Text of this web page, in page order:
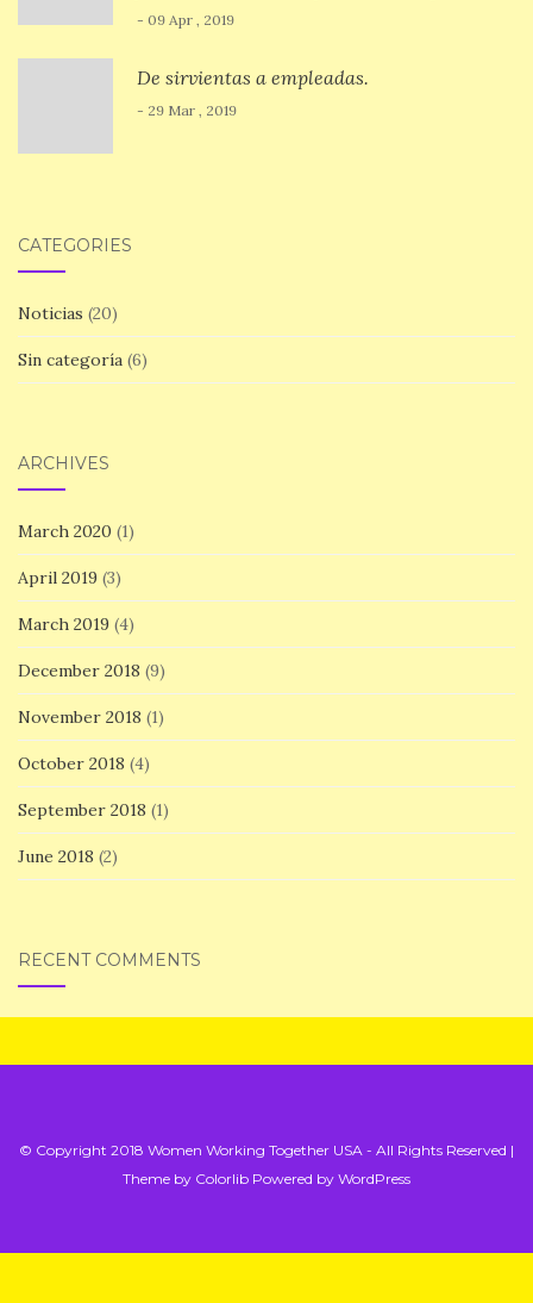
- 09 Apr , 2019
De sirvientas a empleadas.
- 29 Mar , 2019
CATEGORIES
Noticias (20)
Sin categoría (6)
ARCHIVES
March 2020 (1)
April 2019 (3)
March 2019 (4)
December 2018 (9)
November 2018 (1)
October 2018 (4)
September 2018 (1)
June 2018 (2)
RECENT COMMENTS
© Copyright 2018 Women Working Together USA - All Rights Reserved |
Theme by Colorlib Powered by WordPress